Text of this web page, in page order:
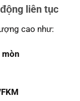
liên tục
cao như:
mòn